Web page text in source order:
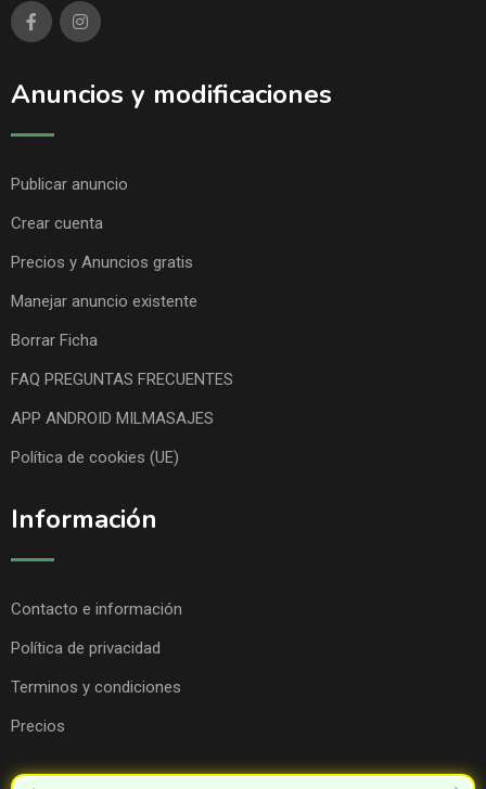
Anuncios y modificaciones
Publicar anuncio
Crear cuenta
Precios y Anuncios gratis
Manejar anuncio existente
Borrar Ficha
FAQ PREGUNTAS FRECUENTES
APP ANDROID MILMASAJES
Política de cookies (UE)
Información
Contacto e información
Política de privacidad
Terminos y condiciones
Precios